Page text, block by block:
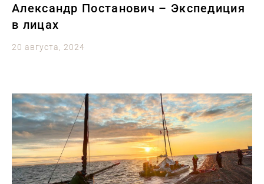
Александр Постанович – Экспедиция
в лицах
20 августа, 2024